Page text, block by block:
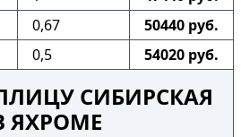
0,67
50440 руб.
0,5 54020 руб.
СИБИРСКАЯ
ЯХРОМЕ